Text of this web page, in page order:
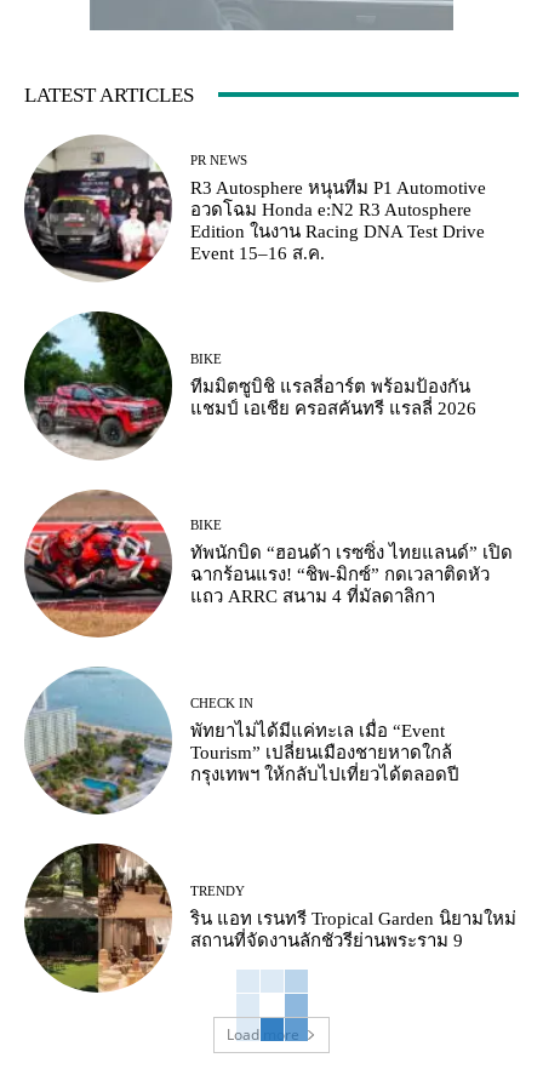
LATEST ARTICLES
PR NEWS
R3 Autosphere หนุนทีม P1 Automotive
อวดโฉม Honda e:N2 R3 Autosphere
Edition ในงาน Racing DNA Test Drive
Event 15–16 ส.ค.
BIKE
ทีมมิตซูบิชิ แรลลี่อาร์ต พร้อมป้องกัน
แชมป์ เอเชีย ครอสคันทรี แรลลี่ 2026
BIKE
ทัพนักบิด “ฮอนด้า เรซซิ่ง ไทยแลนด์” เปิด
ฉากร้อนแรง! “ชิพ-มิกซ์” กดเวลาติดหัว
แถว ARRC สนาม 4 ที่มัลดาลิกา
CHECK IN
พัทยาไม่ได้มีแค่ทะเล เมื่อ “Event
Tourism” เปลี่ยนเมืองชายหาดใกล้
กรุงเทพฯ ให้กลับไปเที่ยวได้ตลอดปี
TRENDY
ริน แอท เรนทรี Tropical Garden นิยามใหม่
สถานที่จัดงานลักชัวรีย่านพระราม 9
Load more